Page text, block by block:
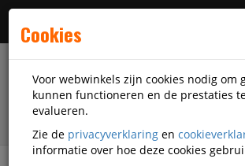
Cookies
Voor webwinkels zijn cookies nodig om
kunnen functioneren en de prestaties
evalueren.
Zie de privacyverklaring en
informatie over hoe deze cookies